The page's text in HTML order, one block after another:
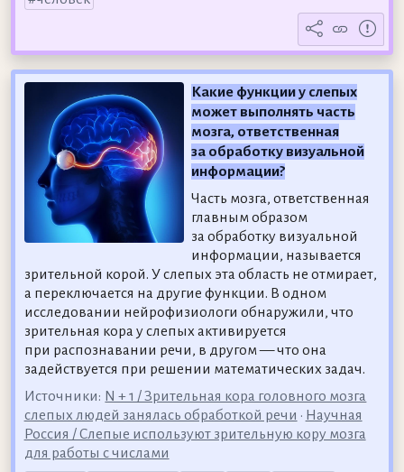
Какие функции у слепых
может выполнять часть
мозга, ответственная
за обработку визуальной
информации?
Часть мозга, ответственная
главным образом
за обработку визуальной
информации, называется
зрительной корой. У слепых эта область не отмирает,
а переключается на другие функции. В одном
исследовании нейрофизиологи обнаружили, что
зрительная кора у слепых активируется
при распознавании речи, в другом — что она
задействуется при решении математических задач.
Источники: N + 1 / Зрительная кора головного мозга
слепых людей занялась обработкой речи • Научная
Россия / Слепые используют зрительную кору мозга
для работы с числами